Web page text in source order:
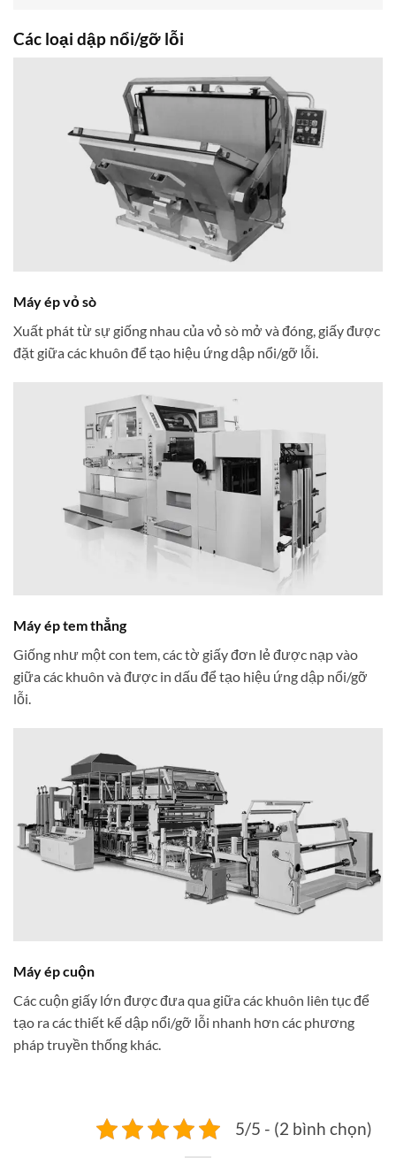
Các loại dập nổi/gỡ lỗi
Máy ép vỏ sò
Xuất phát từ sự giống nhau của vỏ sò mở và đóng, giấy được
đặt giữa các khuôn để tạo hiệu ứng dập nổi/gỡ lỗi.
Máy ép tem thẳng
Giống như một con tem, các tờ giấy đơn lẻ được nạp vào
giữa các khuôn và được in dấu để tạo hiệu ứng dập nổi/gỡ
lỗi.
Máy ép cuộn
Các cuộn giấy lớn được đưa qua giữa các khuôn liên tục để
tạo ra các thiết kế dập nổi/gỡ lỗi nhanh hơn các phương
pháp truyền thống khác.
5/5 - (2 bình chọn)